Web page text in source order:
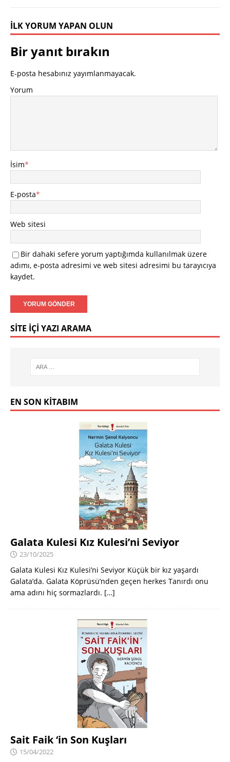
İLK YORUM YAPAN OLUN
Bir yanıt bırakın
E-posta hesabınız yayımlanmayacak.
Yorum
İsim*
E-posta*
Web sitesi
Bir dahaki sefere yorum yaptığımda kullanılmak üzere
adımı, e-posta adresimi ve web sitesi adresimi bu tarayıcıya
kaydet.
SITE İÇI YAZI ARAMA
EN SON KITABIM
Galata Kulesi Kız Kulesi’ni Seviyor
23/10/2025
Galata Kulesi Kız Kulesi’ni Seviyor Küçük bir kız yaşardı
Galata’da. Galata Köprüsü’nden geçen herkes Tanırdı onu
ama adını hiç sormazlardı. […]
Sait Faik ‘in Son Kuşları
15/04/2022